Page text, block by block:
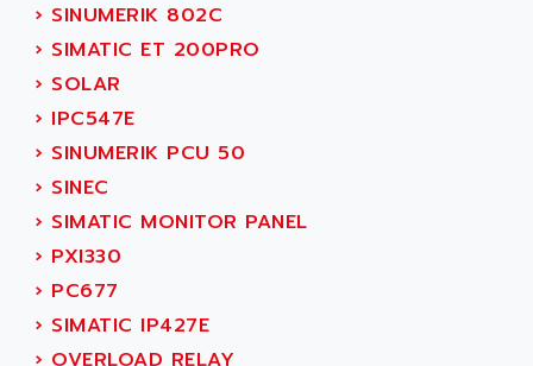
FRENIC
RAC
PUSH BUTTON PANEL
VT170
MENTOR II
EEA
CD1-K
SIMATIC MONITOR PANEL
ACS
LCD
› SINUMERIK 802C
› SIMATIC ET 200PRO
› SOLAR
› IPC547E
› SINUMERIK PCU 50
› SINEC
› SIMATIC MONITOR PANEL
› PXI330
› PC677
› SIMATIC IP427E
› OVERLOAD RELAY